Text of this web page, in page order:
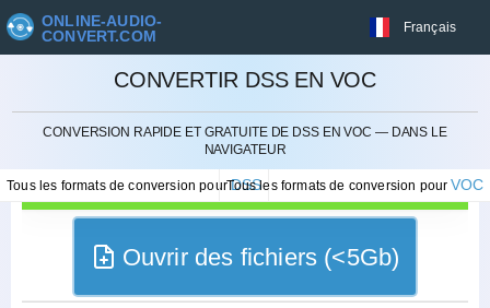
ONLINE-AUDIO-
CONVERT.COM
Français
CONVERTIR DSS EN VOC
CONVERSION RAPIDE ET GRATUITE DE DSS EN VOC — DANS LE
NAVIGATEUR
Tous les formats de conversion pourDSS
Tous les formats de conversion pourVOC
Ouvrir des fichiers (<5Gb)